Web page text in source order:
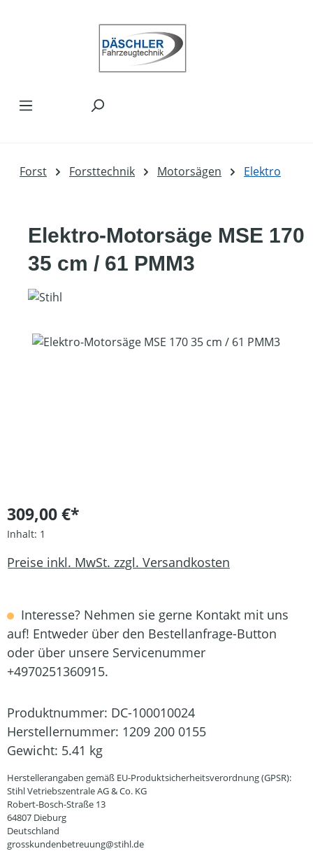
Forst Forsttechnik Motorsägen Elektro
Elektro-Motorsäge MSE 170
35 cm / 61 PMM3
Bildergalerie überspringen
309,00 €*
Inhalt: 1
Preise inkl. MwSt. zzgl. Versandkosten
Interesse? Nehmen sie gerne Kontakt mit uns
auf! Entweder über den Bestellanfrage-Button
oder über unsere Servicenummer
+4970251360915.
Produktnummer: DC-100010024
Herstellernummer: 1209 200 0155
Gewicht: 5.41 kg
Herstellerangaben gemäß EU-Produktsicherheitsverordnung (GPSR):
Stihl Vetriebszentrale AG & Co. KG
Robert-Bosch-Straße 13
64807 Dieburg
Deutschland
grosskundenbetreuung@stihl.de